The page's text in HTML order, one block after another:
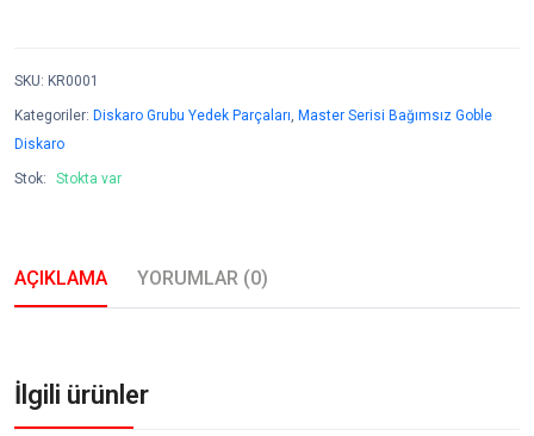
SKU: KR0001
Kategoriler: Diskaro Grubu Yedek Parçaları, Master Serisi Bağımsız Goble
Diskaro
Stok: Stokta var
AÇIKLAMA YORUMLAR (0)
İlgili ürünler